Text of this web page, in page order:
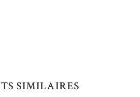
SIMILAIRES